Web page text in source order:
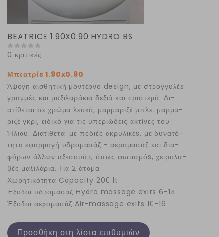
BEATRICE 1.90X0.90 HYDRO BS
0 κριτικές
Μπεατρίs 1.90x0.90
Άψογη αισθητική μοντέρνο design, με στρογγυλέs
γραμμές και μαξιλαράκια δεξιά και αριστερά. Δι-
ατίθεται σε χρώμα λευκό, μαρμαριζέ μπλε, μαρμα-
ριζέ γκρι, ειδικό για τις υπεριώδεις ακτίνες του
Ήλιου. Διατίθεται με ποδιές ακρυλικέs, με δυνατό-
τητα εφαρμογή υδρομασάζ - αερομασάζ και δια-
φόρων άλλων αξεσουάρ, όπως φωτισμόs, χειρολα-
βές μαξιλάρια. Για 2 άτομα .
Χωρητικότητα Capacity 200 lt
Έξοδοι υδρομασάζ Ηydro massage exits 6-14
Έξοδοι αερομασάζ Air-massage exits 10-16
Προσθήκη στη λίστα επιθυμιών